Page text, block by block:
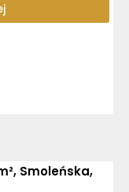
Smoleńska,